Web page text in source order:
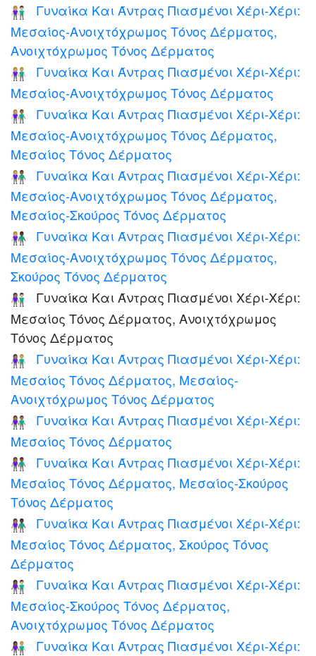
👩🏼‍🤝‍👨🏻
Γυναίκα Και Άντρας Πιασμένοι Χέρι-Χέρι:
Μεσαίος-Ανοιχτόχρωμος Τόνος Δέρματος,
Ανοιχτόχρωμος Τόνος Δέρματος
👫🏼
Γυναίκα Και Άντρας Πιασμένοι Χέρι-Χέρι:
Μεσαίος-Ανοιχτόχρωμος Τόνος Δέρματος
👩🏼‍🤝‍👨🏽
Γυναίκα Και Άντρας Πιασμένοι Χέρι-Χέρι:
Μεσαίος-Ανοιχτόχρωμος Τόνος Δέρματος,
Μεσαίος Τόνος Δέρματος
👩🏼‍🤝‍👨🏾
Γυναίκα Και Άντρας Πιασμένοι Χέρι-Χέρι:
Μεσαίος-Ανοιχτόχρωμος Τόνος Δέρματος,
Μεσαίος-Σκούρος Τόνος Δέρματος
👩🏼‍🤝‍👨🏿
Γυναίκα Και Άντρας Πιασμένοι Χέρι-Χέρι:
Μεσαίος-Ανοιχτόχρωμος Τόνος Δέρματος,
Σκούρος Τόνος Δέρματος
👩🏽‍🤝‍👨🏻
Γυναίκα Και Άντρας Πιασμένοι Χέρι-Χέρι:
Μεσαίος Τόνος Δέρματος, Ανοιχτόχρωμος
Τόνος Δέρματος
👩🏽‍🤝‍👨🏼
Γυναίκα Και Άντρας Πιασμένοι Χέρι-Χέρι:
Μεσαίος Τόνος Δέρματος, Μεσαίος-
Ανοιχτόχρωμος Τόνος Δέρματος
👫🏽
Γυναίκα Και Άντρας Πιασμένοι Χέρι-Χέρι:
Μεσαίος Τόνος Δέρματος
👩🏽‍🤝‍👨🏾
Γυναίκα Και Άντρας Πιασμένοι Χέρι-Χέρι:
Μεσαίος Τόνος Δέρματος, Μεσαίος-Σκούρος
Τόνος Δέρματος
👩🏽‍🤝‍👨🏿
Γυναίκα Και Άντρας Πιασμένοι Χέρι-Χέρι:
Μεσαίος Τόνος Δέρματος, Σκούρος Τόνος
Δέρματος
👩🏾‍🤝‍👨🏻
Γυναίκα Και Άντρας Πιασμένοι Χέρι-Χέρι:
Μεσαίος-Σκούρος Τόνος Δέρματος,
Ανοιχτόχρωμος Τόνος Δέρματος
👩🏾‍🤝‍👨🏼
Γυναίκα Και Άντρας Πιασμένοι Χέρι-Χέρι: